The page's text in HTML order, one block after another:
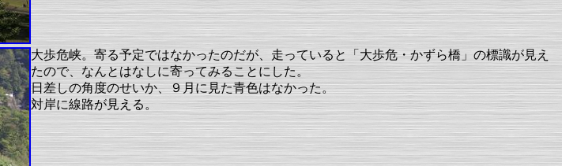
大歩危峡。寄る予定ではなかったのだが、走っていると「大歩危・かずら橋」の標識が見え
たので、なんとはなしに寄ってみることにした。
日差しの角度のせいか、９月に見た青色はなかった。
対岸に線路が見える。